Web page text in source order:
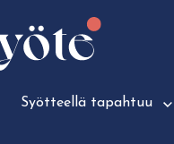
Syötteellä tapahtuu